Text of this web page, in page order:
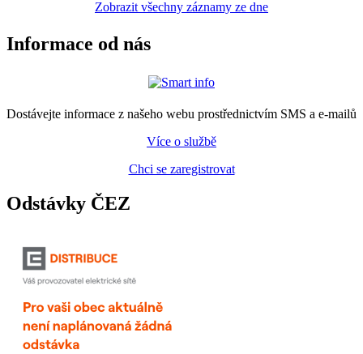
Zobrazit všechny záznamy ze dne
Informace od nás
Dostávejte informace z našeho webu prostřednictvím SMS a e-mailů
Více o službě
Chci se zaregistrovat
Odstávky ČEZ